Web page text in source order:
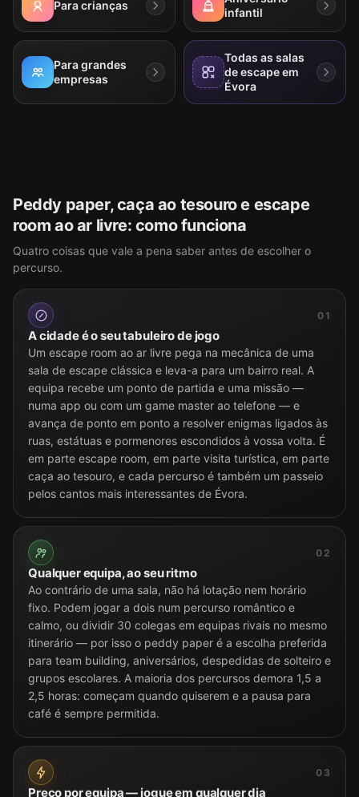
Para crianças
infantil
Para grandes
empresas
Todas as salas
de escape em
Évora
Peddy paper, caça ao tesouro e escape
room ao ar livre: como funciona
Quatro coisas que vale a pena saber antes de escolher o
percurso.
01
A cidade é o seu tabuleiro de jogo
Um escape room ao ar livre pega na mecânica de uma
sala de escape clássica e leva-a para um bairro real. A
equipa recebe um ponto de partida e uma missão —
numa app ou com um game master ao telefone — e
avança de ponto em ponto a resolver enigmas ligados às
ruas, estátuas e pormenores escondidos à vossa volta. É
em parte escape room, em parte visita turística, em parte
caça ao tesouro, e cada percurso é também um passeio
pelos cantos mais interessantes de Évora.
02
Qualquer equipa, ao seu ritmo
Ao contrário de uma sala, não há lotação nem horário
fixo. Podem jogar a dois num percurso romântico e
calmo, ou dividir 30 colegas em equipas rivais no mesmo
itinerário — por isso o peddy paper é a escolha preferida
para team building, aniversários, despedidas de solteiro e
grupos escolares. A maioria dos percursos demora 1,5 a
2,5 horas: começam quando quiserem e a pausa para
café é sempre permitida.
03
Preço por equipa — jogue em qualquer dia